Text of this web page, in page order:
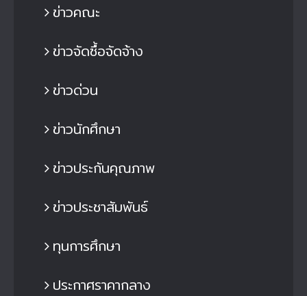
ข่าวคณะ
ข่าวจัดซื้อจัดจ้าง
ข่าวด่วน
ข่าวนักศึกษา
ข่าวประกันคุณภาพ
ข่าวประชาสัมพันธ์
ทุนการศึกษา
ประกาศราคากลาง